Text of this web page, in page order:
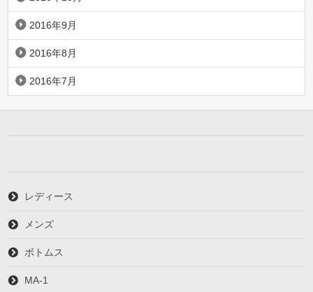
2016年9月
2016年8月
2016年7月
レディース
メンズ
ボトムス
MA-1